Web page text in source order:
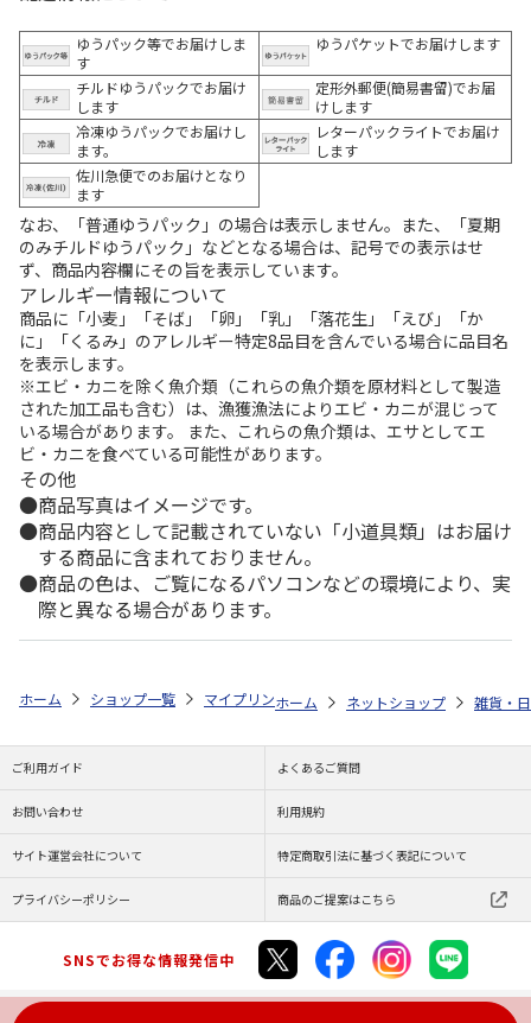
ゆうパック等でお届けしま
す
ゆうパケットでお届けします
チルドゆうパックでお届け
します
定形外郵便(簡易書留)でお届
けします
冷凍ゆうパックでお届けし
ます。
レターパックライトでお届け
します
佐川急便でのお届けとなり
ます
なお、「普通ゆうパック」の場合は表示しません。また、「夏期
のみチルドゆうパック」などとなる場合は、記号での表示はせ
ず、商品内容欄にその旨を表示しています。
アレルギー情報について
商品に「小麦」「そば」「卵」「乳」「落花生」「えび」「か
に」「くるみ」のアレルギー特定8品目を含んでいる場合に品目名
を表示します。
※エビ・カニを除く魚介類（これらの魚介類を原材料として製造
された加工品も含む）は、漁獲漁法によりエビ・カニが混じって
いる場合があります。 また、これらの魚介類は、エサとしてエ
ビ・カニを食べている可能性があります。
その他
商品写真はイメージです。
商品内容として記載されていない「小道具類」はお届け
する商品に含まれておりません。
商品の色は、ご覧になるパソコンなどの環境により、実
際と異なる場合があります。
ホーム ショップ一覧 マイプリント カーステッカー【ペルシャ
ホーム ネットショップ 雑貨・
ご利用ガイド よくあるご質問
お問い合わせ 利用規約
サイト運営会社について 特定商取引法に基づく表記について
プライバシーポリシー 商品のご提案はこちら
SNSでお得な情報発信中